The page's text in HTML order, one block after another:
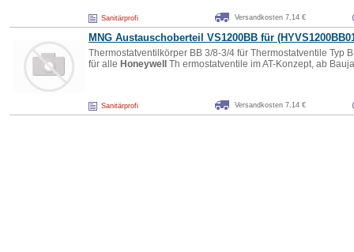
Sanitärprofi Versandkosten 7,14 €
MNG Austauschoberteil VS1200BB für
Thermostatventilkörper BB 3/8-3/4 für Thermostatventile Typ
für alle Honeywell Th ermostatventile im AT-Konzept, ab
Sanitärprofi Versandkosten 7,14 €